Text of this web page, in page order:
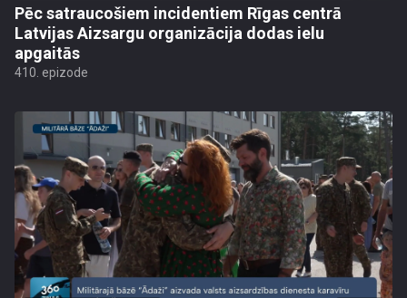
Pēc satraucošiem incidentiem Rīgas centrā
Latvijas Aizsargu organizācija dodas ielu
apgaitās
410. epizode